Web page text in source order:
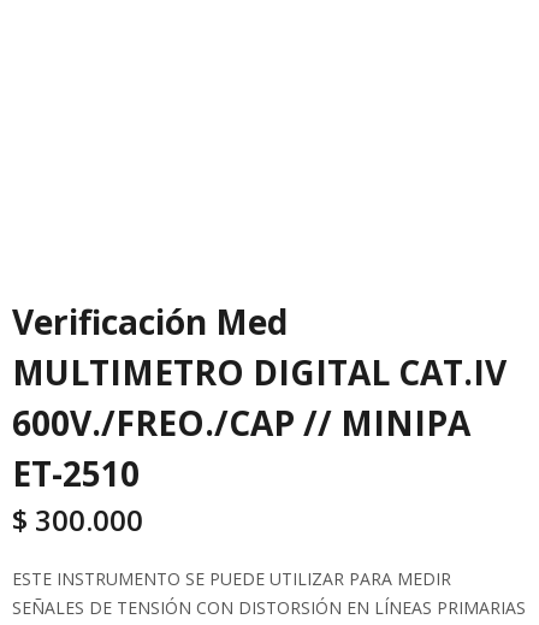
Verificación Med
MULTIMETRO DIGITAL CAT.IV
600V./FREO./CAP // MINIPA
ET-2510
$ 300.000
ESTE INSTRUMENTO SE PUEDE UTILIZAR PARA MEDIR
SEÑALES DE TENSIÓN CON DISTORSIÓN EN LÍNEAS PRIMARIAS